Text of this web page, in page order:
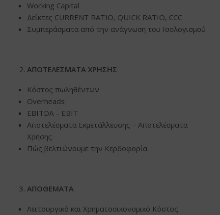
Working Capital
Δείκτες CURRENT RATIO, QUICK RATIO, CCC
Συμπεράσματα από την ανάγνωση του Iσoλογισμού
ΑΠΟΤΕΛΕΣΜΑΤΑ ΧΡΗΣΗΣ
Κόστος πωληθέντων
Overheads
EBITDA – EBIT
Αποτελέσματα Eκμετάλλευσης – Αποτελέσματα
Χρήσης
Πώς βελτιώνουμε την Κερδοφορία
ΑΠΟΘΕΜΑΤΑ
Λειτουργικό και Χρηματοοικονομικό Κόστος